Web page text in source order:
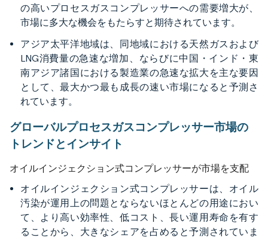
の高いプロセスガスコンプレッサーへの需要増大が、
市場に多大な機会をもたらすと期待されています。
アジア太平洋地域は、同地域における天然ガスおよび
LNG消費量の急速な増加、ならびに中国・インド・東
南アジア諸国における製造業の急速な拡大を主な要因
として、最大かつ最も成長の速い市場になると予測さ
れています。
グローバルプロセスガスコンプレッサー市場の
トレンドとインサイト
オイルインジェクション式コンプレッサーが市場を支配
オイルインジェクション式コンプレッサーは、オイル
汚染が運用上の問題とならないほとんどの用途におい
て、より高い効率性、低コスト、長い運用寿命を有す
ることから、大きなシェアを占めると予測されていま